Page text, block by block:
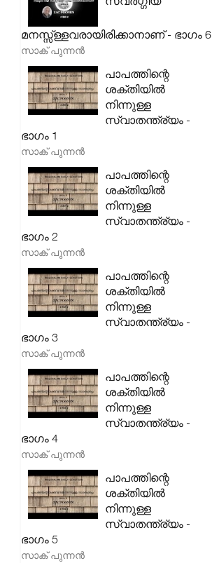
മനസ്സ്ള്ളവരായിരിക്കാനാണ് - ഭാഗം 6
സാക് പുന്നൻ
പാപത്തിന്റെ
ശക്തിയിൽ
നിന്നുള്ള
സ്വാതന്ത്ര്യം -
ഭാഗം 1
സാക് പുന്നൻ
പാപത്തിന്റെ
ശക്തിയിൽ
നിന്നുള്ള
സ്വാതന്ത്ര്യം -
ഭാഗം 2
സാക് പുന്നൻ
പാപത്തിന്റെ
ശക്തിയിൽ
നിന്നുള്ള
സ്വാതന്ത്ര്യം -
ഭാഗം 3
സാക് പുന്നൻ
പാപത്തിന്റെ
ശക്തിയിൽ
നിന്നുള്ള
സ്വാതന്ത്ര്യം -
ഭാഗം 4
സാക് പുന്നൻ
പാപത്തിന്റെ
ശക്തിയിൽ
നിന്നുള്ള
സ്വാതന്ത്ര്യം -
ഭാഗം 5
സാക് പുന്നൻ